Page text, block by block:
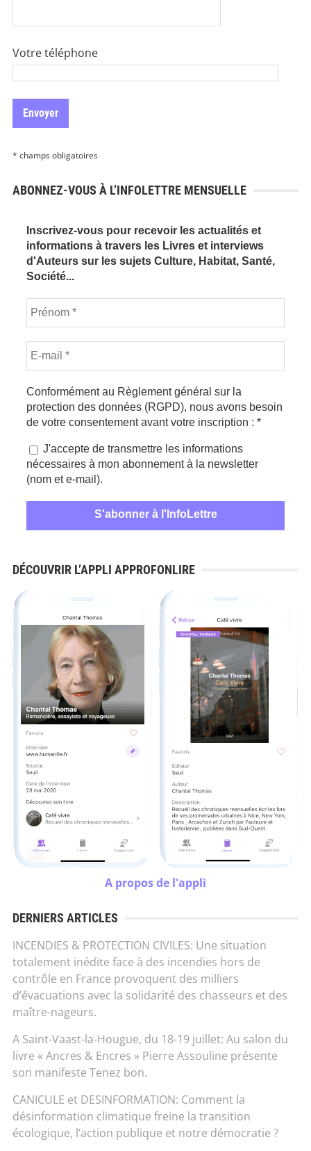
Votre téléphone
* champs obligatoires
ABONNEZ-VOUS À L’INFOLETTRE MENSUELLE
Inscrivez-vous pour recevoir les actualités et
informations à travers les Livres et interviews
d'Auteurs sur les sujets Culture, Habitat, Santé,
Société...
Conformément au Règlement général sur la
protection des données (RGPD), nous avons besoin
de votre consentement avant votre inscription : *
J'accepte de transmettre les informations
nécessaires à mon abonnement à la newsletter
(nom et e-mail).
DÉCOUVRIR L’APPLI APPROFONLIRE
A propos de l'appli
DERNIERS ARTICLES
INCENDIES & PROTECTION CIVILES: Une situation
totalement inédite face à des incendies hors de
contrôle en France provoquent des milliers
d’évacuations avec la solidarité des chasseurs et des
maître-nageurs.
A Saint-Vaast-la-Hougue, du 18-19 juillet: Au salon du
livre « Ancres & Encres » Pierre Assouline présente
son manifeste Tenez bon.
CANICULE et DESINFORMATION: Comment la
désinformation climatique freine la transition
écologique, l’action publique et notre démocratie ?